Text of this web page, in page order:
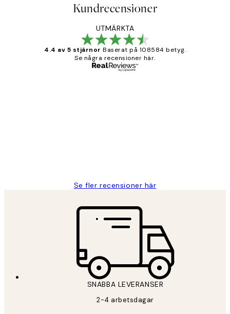
Kundrecensioner
UTMÄRKTA
4.4 av 5 stjärnor Baserat på 108584 betyg.
Se några recensioner här.
Se fler recensioner här
SNABBA LEVERANSER
2-4 arbetsdagar